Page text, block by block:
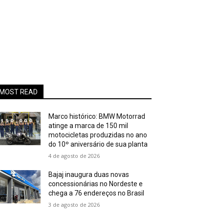
MOST READ
Marco histórico: BMW Motorrad
atinge a marca de 150 mil
motocicletas produzidas no ano
do 10º aniversário de sua planta
4 de agosto de 2026
Bajaj inaugura duas novas
concessionárias no Nordeste e
chega a 76 endereços no Brasil
3 de agosto de 2026